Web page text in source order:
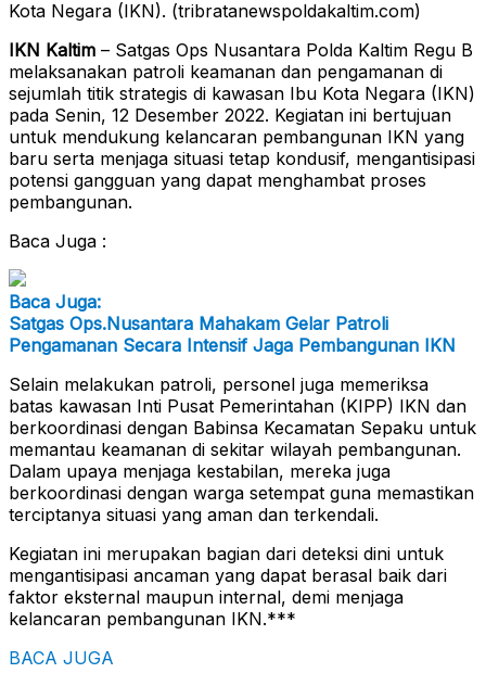
Kota Negara (IKN). (tribratanewspoldakaltim.com)
IKN Kaltim – Satgas Ops Nusantara Polda Kaltim Regu B
melaksanakan patroli keamanan dan pengamanan di
sejumlah titik strategis di kawasan Ibu Kota Negara (IKN)
pada Senin, 12 Desember 2022. Kegiatan ini bertujuan
untuk mendukung kelancaran pembangunan IKN yang
baru serta menjaga situasi tetap kondusif, mengantisipasi
potensi gangguan yang dapat menghambat proses
pembangunan.
Baca Juga :
Baca Juga:
Satgas Ops.Nusantara Mahakam Gelar Patroli
Pengamanan Secara Intensif Jaga Pembangunan IKN
Selain melakukan patroli, personel juga memeriksa
batas kawasan Inti Pusat Pemerintahan (KIPP) IKN dan
berkoordinasi dengan Babinsa Kecamatan Sepaku untuk
memantau keamanan di sekitar wilayah pembangunan.
Dalam upaya menjaga kestabilan, mereka juga
berkoordinasi dengan warga setempat guna memastikan
terciptanya situasi yang aman dan terkendali.
Kegiatan ini merupakan bagian dari deteksi dini untuk
mengantisipasi ancaman yang dapat berasal baik dari
faktor eksternal maupun internal, demi menjaga
kelancaran pembangunan IKN.***
BACA JUGA